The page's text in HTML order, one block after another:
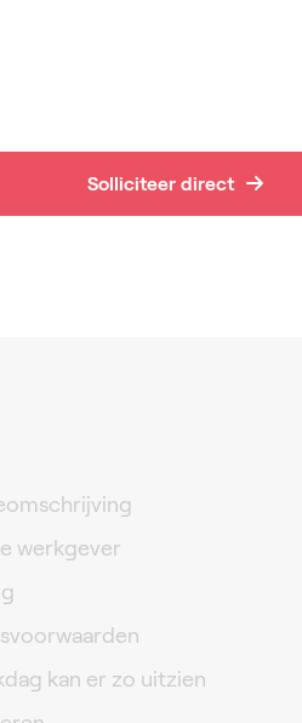
Solliciteer direct
werkgever
kan er zo uitzien